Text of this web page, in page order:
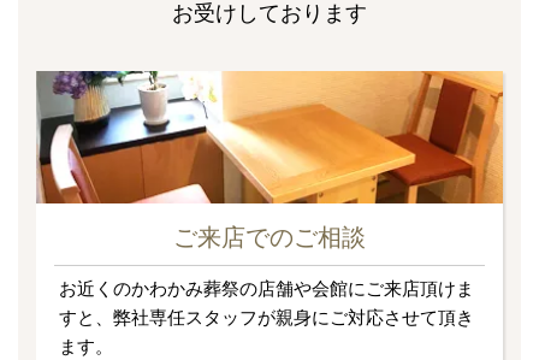
お受けしております
ご来店でのご相談
お近くのかわかみ葬祭の店舗や会館にご来店頂けま
すと、弊社専任スタッフが親身にご対応させて頂き
ます。